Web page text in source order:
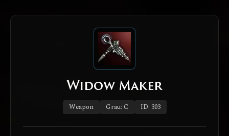
Widow Maker
Weapon Grau: C ID: 303